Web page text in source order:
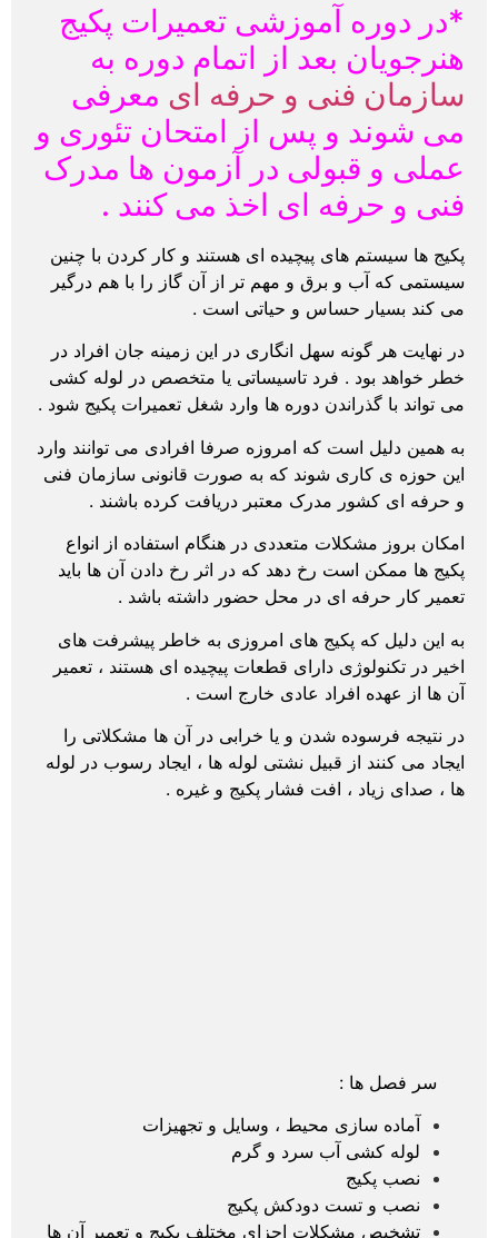
*در دوره آموزشی تعمیرات پکیج
هنرجویان بعد از اتمام دوره به
سازمان فنی و حرفه ای معرفی
می شوند و پس از امتحان تئوری و
عملی و قبولی در آزمون ها مدرک
فنی و حرفه ای اخذ می کنند .
پکیج ها سیستم های پیچیده ای هستند و کار کردن با چنین
سیستمی که آب و برق و مهم تر از آن گاز را با هم درگیر
می کند بسیار حساس و حیاتی است .
در نهایت هر گونه سهل انگاری در این زمینه جان افراد در
خطر خواهد بود . فرد تاسیساتی یا متخصص در لوله کشی
می تواند با گذراندن دوره ها وارد شغل تعمیرات پکیج شود .
به همین دلیل است که امروزه صرفا افرادی می توانند وارد
این حوزه ی کاری شوند که به صورت قانونی سازمان فنی
و حرفه ای کشور مدرک معتبر دریافت کرده باشند .
امکان بروز مشکلات متعددی در هنگام استفاده از انواع
پکیج ها ممکن است رخ دهد که در اثر رخ دادن آن ها باید
تعمیر کار حرفه ای در محل حضور داشته باشد .
به این دلیل که پکیج های امروزی به خاطر پیشرفت های
اخیر در تکنولوژی دارای قطعات پیچیده ای هستند ، تعمیر
آن ها از عهده افراد عادی خارج است .
در نتیجه فرسوده شدن و یا خرابی در آن ها مشکلاتی را
ایجاد می کنند از قبیل نشتی لوله ها ، ایجاد رسوب در لوله
ها ، صدای زیاد ، افت فشار پکیج و غیره .
سر فصل ها :
آماده سازی محیط ، وسایل و تجهیزات
لوله کشی آب سرد و گرم
نصب پکیج
نصب و تست دودکش پکیج
تشخیص مشکلات اجزای مختلف پکیج و تعمیر آن ها